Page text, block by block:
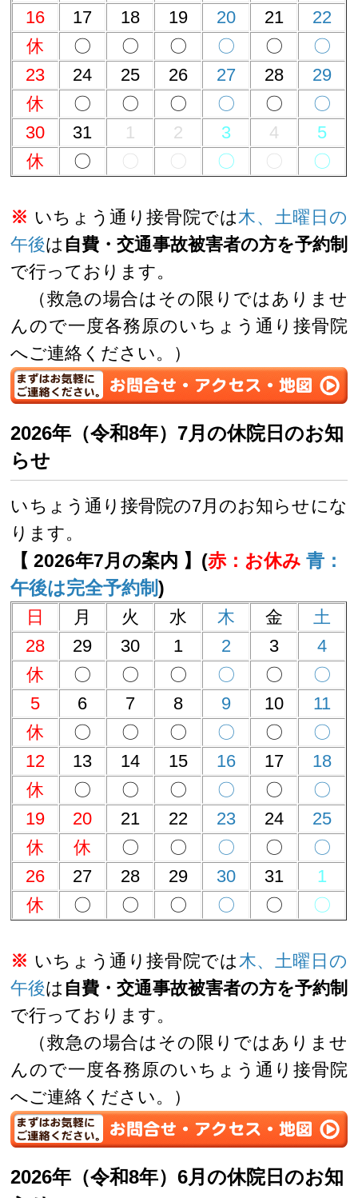
16
17 18 19 20 21
22
休
〇 〇 〇 〇 〇
〇
23
24 25 26 27 28
29
休
〇 〇 〇 〇 〇
〇
30
31 1 2 3 4
5
休
〇 〇 〇 〇 〇 〇
※ いちょう通り接骨院では木、土曜日の
午後は 自費・交通事故被害者の方を予約制
で行っております。
（救急の場合はその限りではありませ
んので一度各務原のいちょう通り接骨院
へご連絡ください。）
2026年（令和8年）7月の休院日のお知
らせ
いちょう通り接骨院の7月のお知らせにな
ります。
【 2026年7月の案内 】(赤：お休み青：
午後は完全予約制)
日 月 火 水 木 金
土
28
29 30 1 2 3
4
休
〇 〇 〇 〇 〇
〇
5
6 7 8 9 10
11
休
〇 〇 〇 〇 〇
〇
12
13 14 15 16 17
18
休
〇 〇 〇 〇 〇
〇
19
20 21 22 23 24
25
休
休 〇 〇 〇 〇
〇
26
27 28 29 30 31
1
休
〇 〇 〇 〇 〇 〇
※ いちょう通り接骨院では木、土曜日の
午後は 自費・交通事故被害者の方を予約制
で行っております。
（救急の場合はその限りではありませ
んので一度各務原のいちょう通り接骨院
へご連絡ください。）
2026年（令和8年）6月の休院日のお知